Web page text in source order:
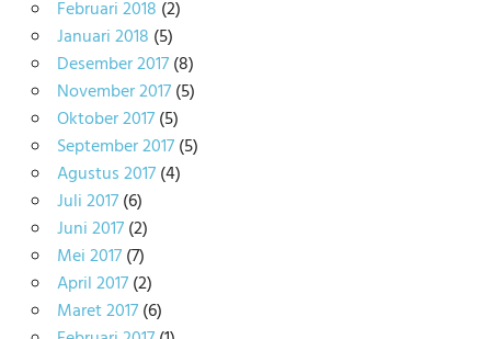
Februari 2018 (2)
Januari 2018 (5)
Desember 2017(8)
November 2017(5)
Oktober 2017(5)
September 2017(5)
Agustus 2017(4)
Juli 2017(6)
Juni 2017(2)
Mei 2017(7)
April 2017(2)
Maret 2017(6)